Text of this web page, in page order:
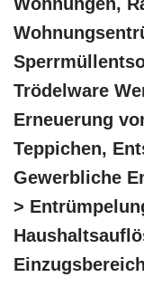
Trödelware
Erneuerung
Teppichen,
Gewerbliche
>